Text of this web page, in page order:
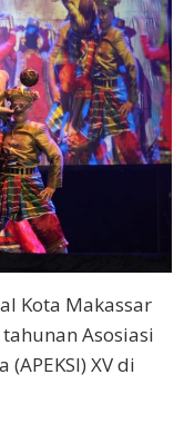
Kota Makassar
Asosiasi
XV di